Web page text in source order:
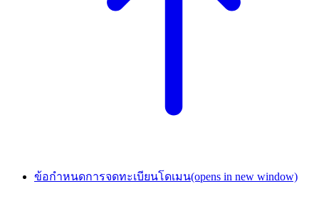
ข้อกำหนดการจดทะเบียนโดเมน(opens in new window)